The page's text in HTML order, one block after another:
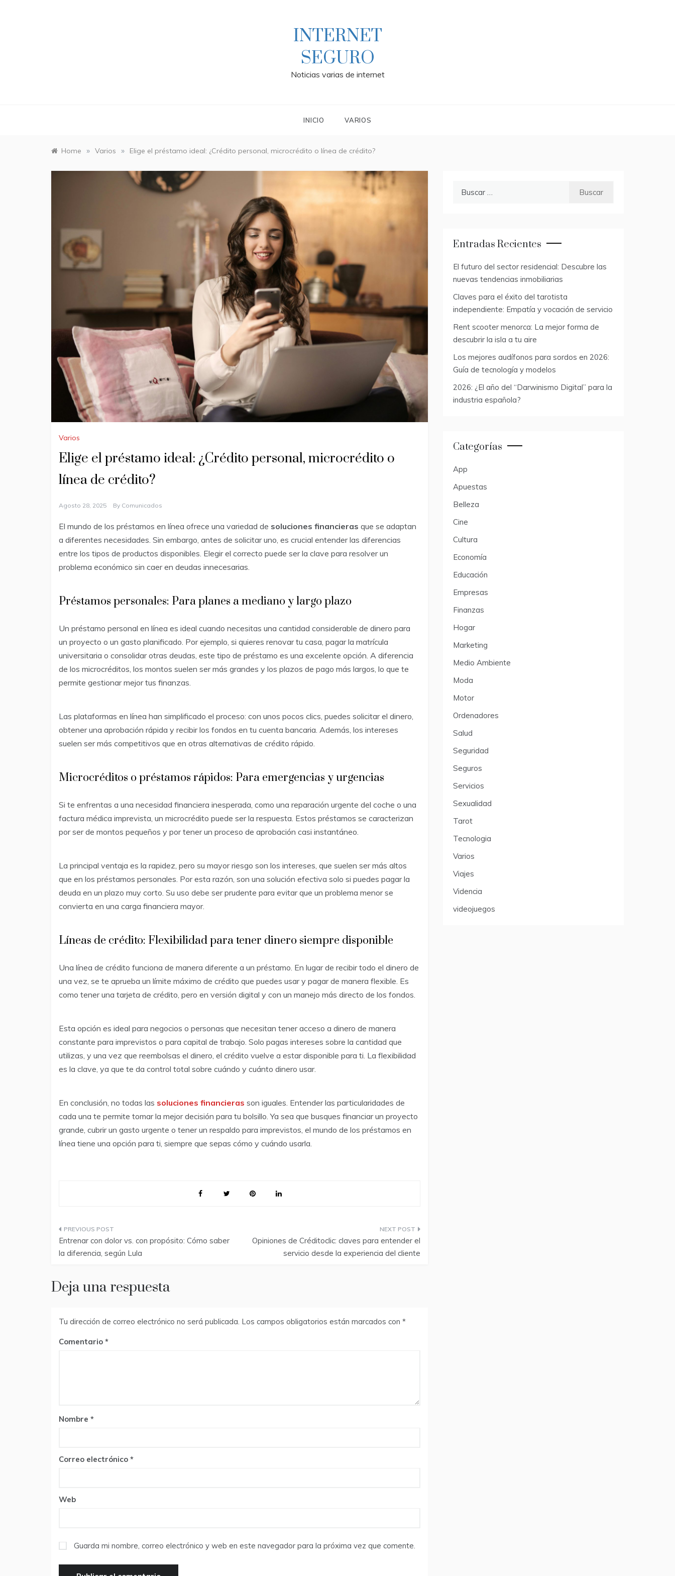
INTERNET
SEGURO
Noticias varias de internet
INICIO VARIOS
Home » Varios » Elige el préstamo ideal: ¿Crédito personal, microcrédito o línea de crédito?
Varios
Elige el préstamo ideal: ¿Crédito personal, microcrédito o
línea de crédito?
Agosto 28, 2025 By Comunicados
El mundo de los préstamos en línea ofrece una variedad de soluciones financieras que se adaptan
a diferentes necesidades. Sin embargo, antes de solicitar uno, es crucial entender las diferencias
entre los tipos de productos disponibles. Elegir el correcto puede ser la clave para resolver un
problema económico sin caer en deudas innecesarias.
Préstamos personales: Para planes a mediano y largo plazo
Un préstamo personal en línea es ideal cuando necesitas una cantidad considerable de dinero para
un proyecto o un gasto planificado. Por ejemplo, si quieres renovar tu casa, pagar la matrícula
universitaria o consolidar otras deudas, este tipo de préstamo es una excelente opción. A diferencia
de los microcréditos, los montos suelen ser más grandes y los plazos de pago más largos, lo que te
permite gestionar mejor tus finanzas.
Las plataformas en línea han simplificado el proceso: con unos pocos clics, puedes solicitar el dinero,
obtener una aprobación rápida y recibir los fondos en tu cuenta bancaria. Además, los intereses
suelen ser más competitivos que en otras alternativas de crédito rápido.
Microcréditos o préstamos rápidos: Para emergencias y urgencias
Si te enfrentas a una necesidad financiera inesperada, como una reparación urgente del coche o una
factura médica imprevista, un microcrédito puede ser la respuesta. Estos préstamos se caracterizan
por ser de montos pequeños y por tener un proceso de aprobación casi instantáneo.
La principal ventaja es la rapidez, pero su mayor riesgo son los intereses, que suelen ser más altos
que en los préstamos personales. Por esta razón, son una solución efectiva solo si puedes pagar la
deuda en un plazo muy corto. Su uso debe ser prudente para evitar que un problema menor se
convierta en una carga financiera mayor.
Líneas de crédito: Flexibilidad para tener dinero siempre disponible
Una línea de crédito funciona de manera diferente a un préstamo. En lugar de recibir todo el dinero de
una vez, se te aprueba un límite máximo de crédito que puedes usar y pagar de manera flexible. Es
como tener una tarjeta de crédito, pero en versión digital y con un manejo más directo de los fondos.
Esta opción es ideal para negocios o personas que necesitan tener acceso a dinero de manera
constante para imprevistos o para capital de trabajo. Solo pagas intereses sobre la cantidad que
utilizas, y una vez que reembolsas el dinero, el crédito vuelve a estar disponible para ti. La flexibilidad
es la clave, ya que te da control total sobre cuándo y cuánto dinero usar.
En conclusión, no todas las soluciones financieras son iguales. Entender las particularidades de
cada una te permite tomar la mejor decisión para tu bolsillo. Ya sea que busques financiar un proyecto
grande, cubrir un gasto urgente o tener un respaldo para imprevistos, el mundo de los préstamos en
línea tiene una opción para ti, siempre que sepas cómo y cuándo usarla.
Navegación
de
Entrenar con dolor vs. con propósito: Cómo saber
la diferencia, según Lula
Opiniones de Créditoclic: claves para entender el
servicio desde la experiencia del cliente
Deja una respuesta
Tu dirección de correo electrónico no será publicada. Los campos obligatorios están marcados con *
Comentario
Nombre *
Correo electrónico *
Web
Guarda mi nombre, correo electrónico y web en este navegador para la próxima vez que comente.
Entradas Recientes
El futuro del sector residencial: Descubre las
nuevas tendencias inmobiliarias
Claves para el éxito del tarotista
independiente: Empatía y vocación de servicio
Rent scooter menorca: La mejor forma de
descubrir la isla a tu aire
Los mejores audífonos para sordos en 2026:
Guía de tecnología y modelos
2026: ¿El año del “Darwinismo Digital” para la
industria española?
Categorías
App
Apuestas
Belleza
Cine
Cultura
Economía
Educación
Empresas
Finanzas
Hogar
Marketing
Medio Ambiente
Moda
Motor
Ordenadores
Salud
Seguridad
Seguros
Servicios
Sexualidad
Tarot
Tecnologia
Varios
Viajes
Videncia
videojuegos